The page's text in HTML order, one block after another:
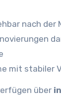
nach der
mit stabiler
über